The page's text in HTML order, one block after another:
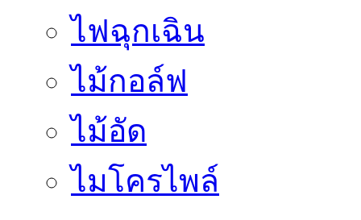
ไฟฉุกเฉิน
ไม้กอล์ฟ
ไม้อัด
ไมโครไพล์